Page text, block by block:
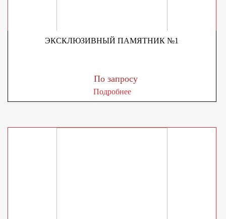
ЭКСКЛЮЗИВНЫЙ ПАМЯТНИК №1
По запросу
Подробнее